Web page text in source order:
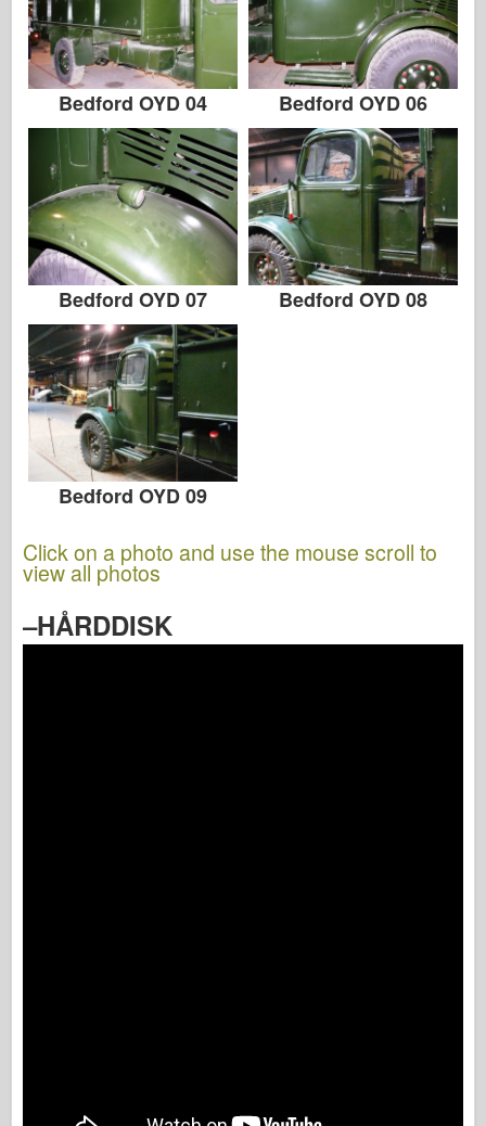
Bedford OYD 04 Bedford OYD 06
Bedford OYD 07 Bedford OYD 08
Bedford OYD 09
Click on a photo and use the mouse scroll to
view all photos
–HÅRDDISK